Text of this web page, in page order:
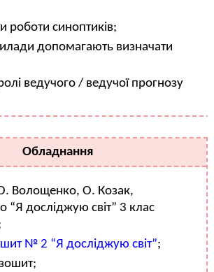
роботи синоптиків;
допомагають визначати
ведучого / ведучої прогнозу
Обладнання
Волощенко, О. Козак,
“Я досліджую світ” 3 клас
№ 2 “Я досліджую світ”;